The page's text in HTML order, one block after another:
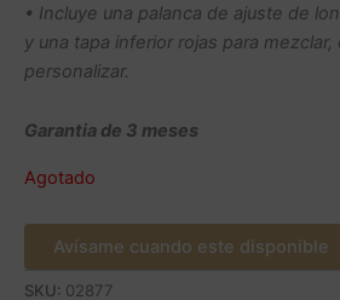
• Incluye una palanca de ajuste de
y una tapa inferior rojas para mezclar,
personalizar.
Garantia de 3 meses
Agotado
Avísame cuando este disponible
SKU: 02877